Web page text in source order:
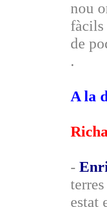
nou
fàcils
de
.
A la
-
estat